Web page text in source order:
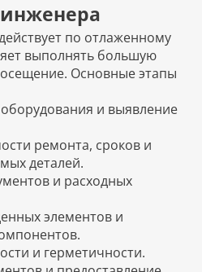
по отлаженному
выполнять большую
Основные этапы
и выявление
ремонта, сроков и
деталей.
и расходных
элементов и
и герметичности.